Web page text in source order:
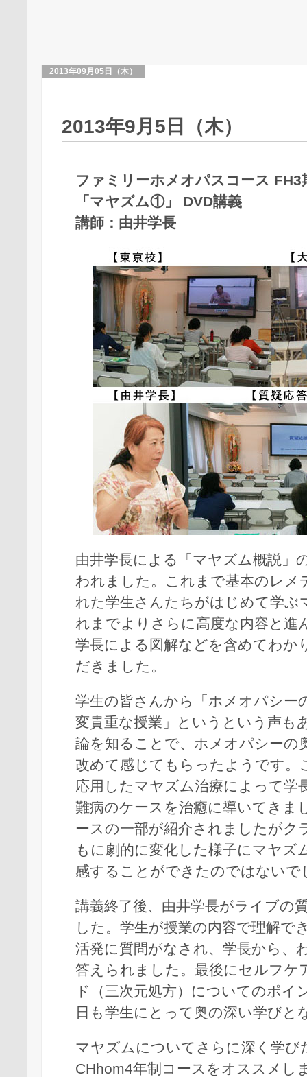
2013年09月05日（木）
2013年9月5日（木）
ファミリーホメオパスコース FH3
「マヤズム①」 DVD講義
講師：由井学長
由井学長による「マヤズム概説」
われました。これまで基本のレメ
れた学生さんたちがはじめて学ぶ
れまでよりさらに高度な内容と進
学長による図解などを含めてわか
だきました。
学生の皆さんから「ホメオパシー
変貴重な授業」というという声も
論を知ることで、ホメオパシーの
改めて感じてもらったようです。
応用したマヤズム治療によって学
難病のケースを治癒に導いてきま
ースの一部が紹介されましたがク
もに劇的に変化した様子にマヤズ
感することができたのではないで
講義終了後、由井学長がライブの
した。学生が授業の内容で理解で
活発に質問がなされ、学長から、
答えられました。最後にセルフケ
ド（三次元処方）についてのポイ
日も学生にとって奥の深い学びと
マヤズムについてさらに深く学び
CHhom4年制コースをオススメし